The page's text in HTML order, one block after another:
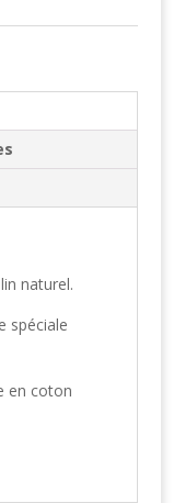
naturel.
spéciale
en coton